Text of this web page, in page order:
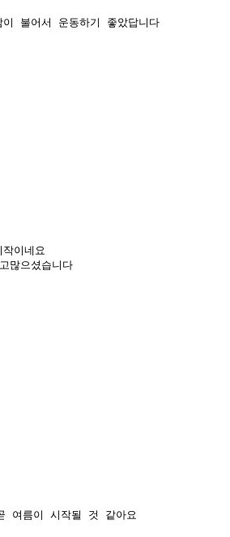
이 불어서 운동하기 좋았답니다
이네요
많으셨습니다
여름이 시작될 것 같아요